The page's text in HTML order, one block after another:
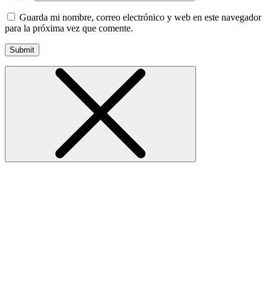
Guarda mi nombre, correo electrónico y web en este navegador
para la próxima vez que comente.